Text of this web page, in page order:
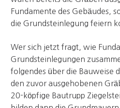
Fundamente des Gebäudes,
die Grundsteinlegung feiern
Wer sich jetzt fragt, wie
Grundsteinlegungen
folgendes über die Bauweise
den zuvor ausgehobenen
20-köpfige Bautrupp